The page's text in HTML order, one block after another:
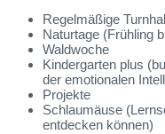
Regelmäßige
Naturtage (Frühling
Waldwoche
Kindergarten plus
der emotionalen
Projekte
Schlaumäuse
entdecken können)